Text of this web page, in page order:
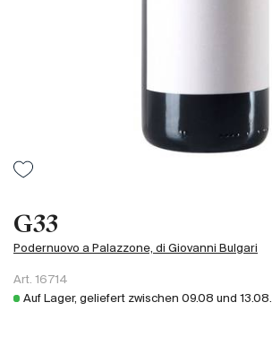
USA
Libanon
Neuseeland
Portugal
Großbritannien
G33
Podernuovo a Palazzone, di Giovanni Bulgari
Art. 16714
Auf Lager, geliefert zwischen09.08 und13.08.